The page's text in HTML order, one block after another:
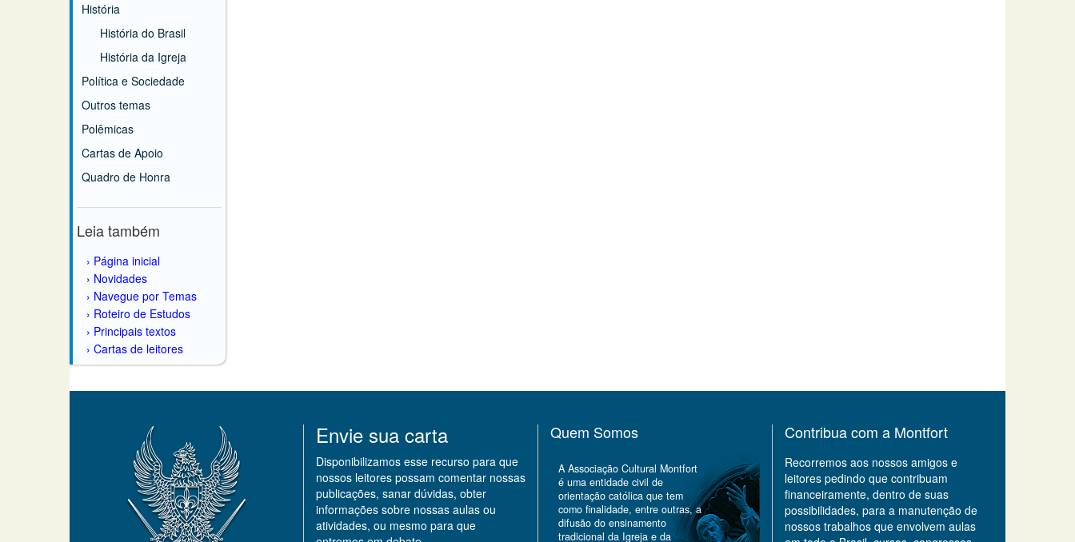
História
História do Brasil
História da Igreja
Política e Sociedade
Outros temas
Polêmicas
Cartas de Apoio
Quadro de Honra
Leia também
Página inicial
Novidades
Navegue por Temas
Roteiro de Estudos
Principais textos
Cartas de leitores
Envie sua carta
Disponibilizamos esse recurso para que
nossos leitores possam comentar nossas
publicações, sanar dúvidas, obter
informações sobre nossas aulas ou
atividades, ou mesmo para que
Quem Somos
A Associação Cultural Montfort
é uma entidade civil de
orientação católica que tem
como finalidade, entre outras, a
difusão do ensinamento
tradicional da Igreja e da
Contribua com a Montfort
Recorremos aos nossos amigos e
leitores pedindo que contribuam
financeiramente, dentro de suas
possibilidades, para a manutenção de
nossos trabalhos que envolvem aulas